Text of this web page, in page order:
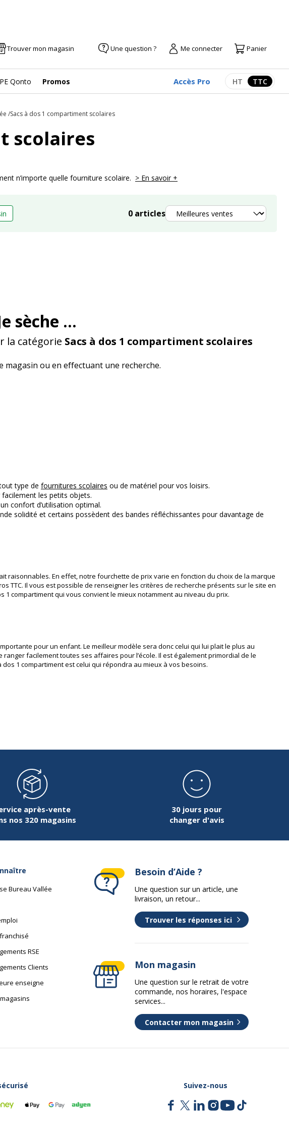
Trouver mon magasin Une question ? Me connecter Panier
Qonto Promos Accès Pro Afficher les
HT TTC
Sacs à dos 1 compartiment scolaires
scolaires
n’importe quelle fourniture scolaire. > En savoir +
0 articlesTrier
sèche ...
la catégorie Sacs à dos 1 compartiment scolaires
magasin ou en effectuant une recherche.
type de fournitures scolaires ou de matériel pour vos loisirs.
les petits objets.
confort d’utilisation optimal.
solidité et certains possèdent des bandes réfléchissantes pour davantage de
raisonnables. En effet, notre fourchette de prix varie en fonction du choix de la marque
TTC. Il vous est possible de renseigner les critères de recherche présents sur le site en
compartiment qui vous convient le mieux notamment au niveau du prix.
pour un enfant. Le meilleur modèle sera donc celui qui lui plait le plus au
facilement toutes ses affaires pour l’école. Il est également primordial de le
1 compartiment est celui qui répondra au mieux à vos besoins.
après-vente
nos 320 magasins
30 jours pour
changer d'avis
Bureau Vallée
RSE
Clients
enseigne
Besoin d’Aide ?
Une question sur un article, une
livraison, un retour...
Trouver les réponses ici
Mon magasin
Une question sur le retrait de votre
commande, nos horaires, l'espace
services...
Contacter mon magasin
Suivez-nous